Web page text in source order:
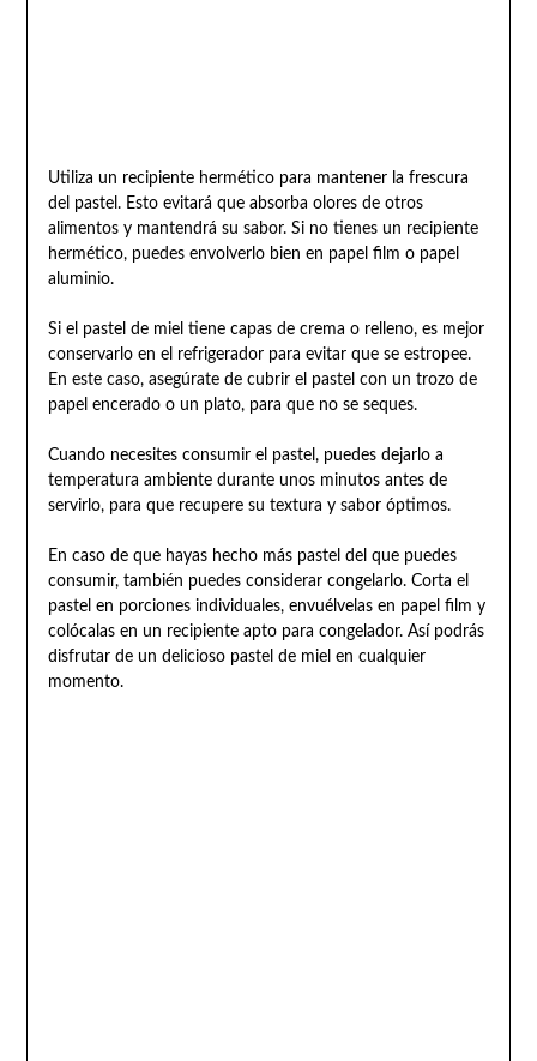
Utiliza un recipiente hermético para mantener la frescura
del pastel. Esto evitará que absorba olores de otros
alimentos y mantendrá su sabor. Si no tienes un recipiente
hermético, puedes envolverlo bien en papel film o papel
aluminio.
Si el pastel de miel tiene capas de crema o relleno, es mejor
conservarlo en el refrigerador para evitar que se estropee.
En este caso, asegúrate de cubrir el pastel con un trozo de
papel encerado o un plato, para que no se seques.
Cuando necesites consumir el pastel, puedes dejarlo a
temperatura ambiente durante unos minutos antes de
servirlo, para que recupere su textura y sabor óptimos.
En caso de que hayas hecho más pastel del que puedes
consumir, también puedes considerar congelarlo. Corta el
pastel en porciones individuales, envuélvelas en papel film y
colócalas en un recipiente apto para congelador. Así podrás
disfrutar de un delicioso pastel de miel en cualquier
momento.